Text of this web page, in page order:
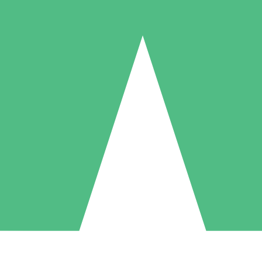
Packs de Crédits Individuels
à l'utilisation avec des crédits de téléchargement. Sans engagement
5 Téléchargements
US$